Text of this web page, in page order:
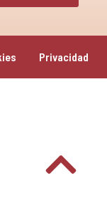
Privacidad